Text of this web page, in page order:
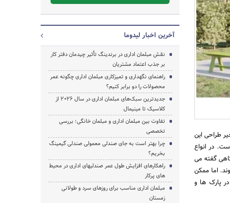
طراحی این
در انواع
گفته می
اما ممکن
پارک ها و
آخرین اخبار لیدوما
نقش مبلمان اداری در برندینگ تأثیر چیدمان دفتر کار
بر جذب اعتماد مشتریان
راهنمای نگهداری و تمیزکاری مبلمان اداری چگونه عمر
محصولات را دو برابر کنیم؟
جدیدترین سبک‌های مبلمان اداری در سال ۲۰۲۶ از
کلاسیک تا مینیمال
تفاوت بین مبلمان اداری و مبلمان خانگی؛ بررسی
تخصصی
چرا بهتر است به جای صندلی معمولی صندلی گیمینگ
بخریم؟
راهکارهای افزایش طول عمر صندلیهای اداری در محیط
های پرکار
مبلمان اداری مناسب برای روزهای سرد و طولانی
زمستان